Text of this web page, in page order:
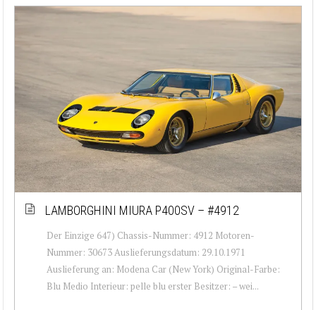
LAMBORGHINI MIURA P400SV – #4912
Der Einzige 647) Chassis-Nummer: 4912 Motoren-
Nummer: 30673 Auslieferungsdatum: 29.10.1971
Auslieferung an: Modena Car (New York) Original-Farbe:
Blu Medio Interieur: pelle blu erster Besitzer: – wei...